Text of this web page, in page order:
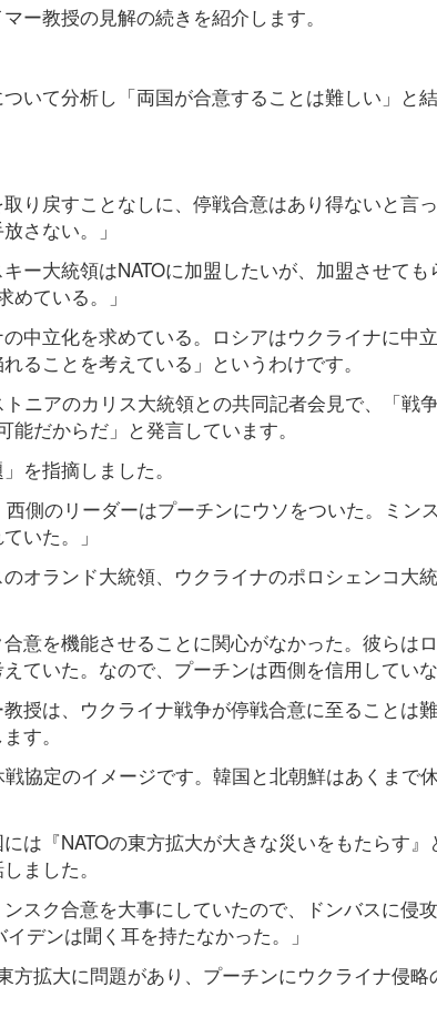
ー教授の見解の続きを紹介します。
いて分析し「両国が合意することは難しい」と結
り戻すことなしに、停戦合意はあり得ないと言っ
さない。」
ー大統領はNATOに加盟したいが、加盟させて
ている。」
中立化を求めている。ロシアはウクライナに中
ることを考えている」というわけです。
ニアのカリス大統領との共同記者会見で、「戦
だからだ」と発言しています。
を指摘しました。
西側のリーダーはプーチンにウソをついた。ミン
いた。」
オランド大統領、ウクライナのポロシェンコ大
意を機能させることに関心がなかった。彼らは
ていた。なので、プーチンは西側を信用していな
授は、ウクライナ戦争が停戦合意に至ることは
す。
協定のイメージです。韓国と北朝鮮はあくまで
は『NATOの東方拡大が大きな災いをもたらす』
ました。
スク合意を大事にしていたので、ドンバスに侵
デンは聞く耳を持たなかった。」
方拡大に問題があり、プーチンにウクライナ侵略